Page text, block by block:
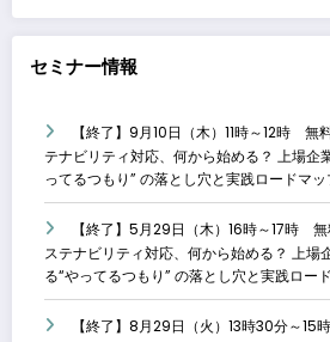
セミナー情報
【終了】9月10日（木）11時～12時 無
テナビリティ対応、何から始める？ 上場企
ってるつもり” の落とし穴と実践ロードマッ
【終了】5月29日（木）16時～17時
ステナビリティ対応、何から始める？ 上場
る“やってるつもり” の落とし穴と実践ロー
【終了】8月29日（火）13時30分～